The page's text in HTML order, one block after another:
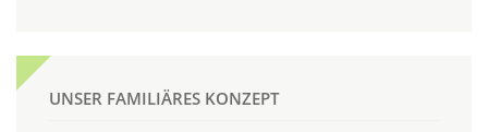
UNSER FAMILIÄRES KONZEPT